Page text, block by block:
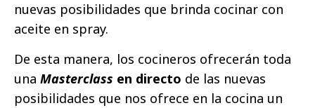
nuevas posibilidades que brinda cocinar con
aceite en spray.
De esta manera, los cocineros ofrecerán toda
una Masterclass en directo de las nuevas
posibilidades que nos ofrece en la cocina un